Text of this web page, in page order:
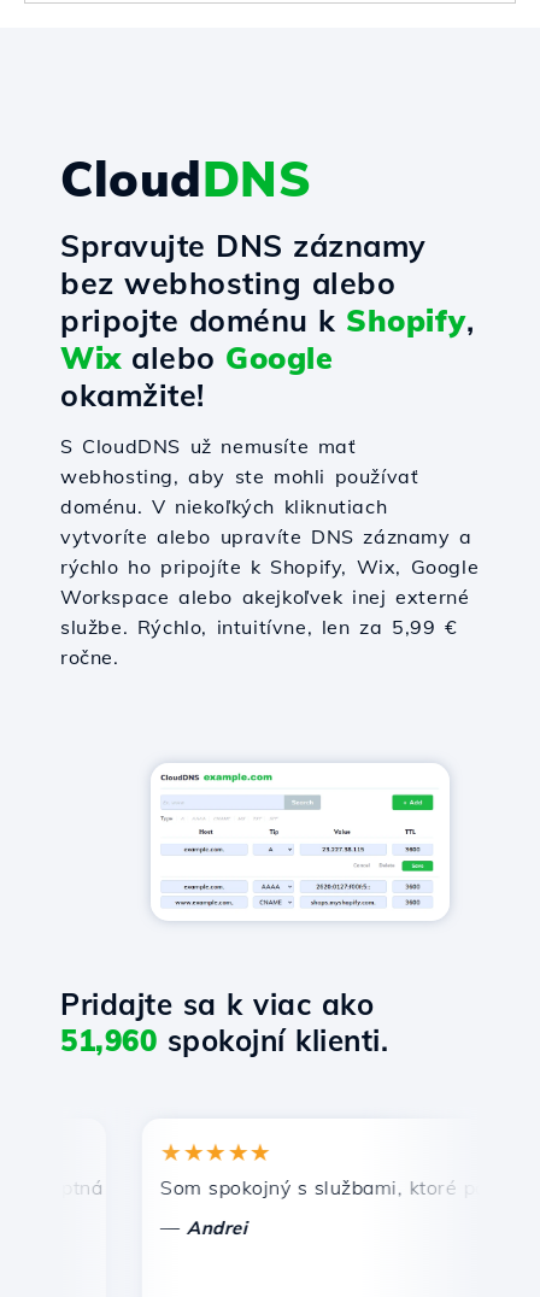
CloudDNS
Spravujte DNS záznamy
bez webhosting alebo
pripojte doménu k Shopify,
Wixalebo Google
okamžite!
S CloudDNS už nemusíte mať
webhosting, aby ste mohli používať
doménu. V niekoľkých kliknutiach
vytvoríte alebo upravíte DNS záznamy a
rýchlo ho pripojíte k Shopify, Wix, Google
Workspace alebo akejkoľvek inej externé
službe. Rýchlo, intuitívne, len za 5,99 €
ročne.
Pridajte sa k viac ako
51,960 spokojní klienti.
a efektívna technická podpora.
★★★★★
Som spokojný s službami, ktoré ponúka
Andrei